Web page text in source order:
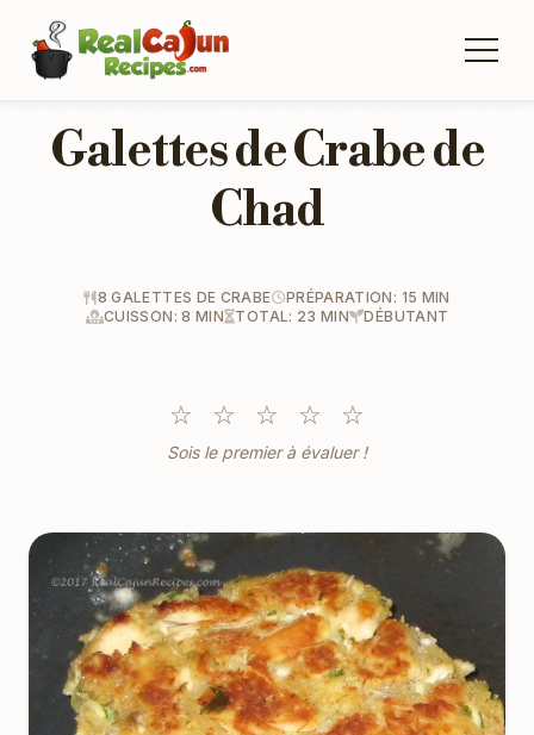
Galettes de Crabe de
Chad
8 GALETTES DE CRABE
PRÉPARATION: 15 MIN
CUISSON: 8 MIN
TOTAL: 23 MIN DÉBUTANT
☆ ☆ ☆ ☆ ☆
Sois le premier à évaluer !